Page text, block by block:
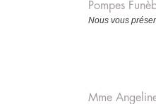
Pompes
Nous vous
Mme